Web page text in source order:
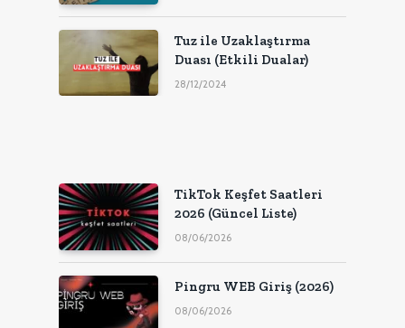
Tuz ile Uzaklaştırma
Duası (Etkili Dualar)
28/12/2024
TikTok Keşfet Saatleri
2026 (Güncel Liste)
08/06/2026
Pingru WEB Giriş (2026)
08/06/2026